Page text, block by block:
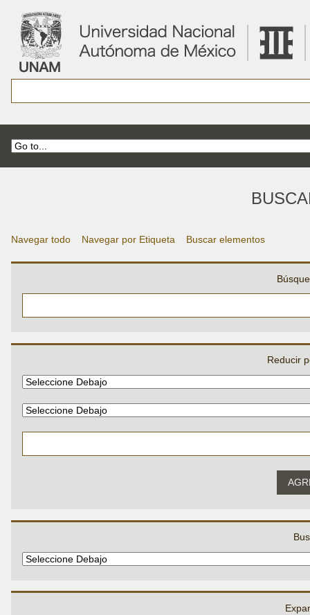
Navegar todo Navegar por Etiqueta Buscar elementos
Reducir